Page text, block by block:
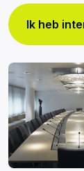
Ik heb